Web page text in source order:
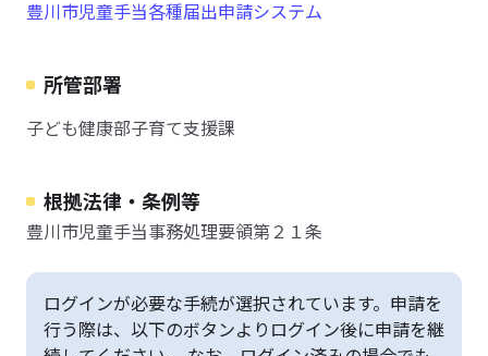
豊川市児童手当各種届出申請システム
所管部署
子ども健康部子育て支援課
根拠法律・条例等
豊川市児童手当事務処理要領第２１条
ログインが必要な手続が選択されています。申請を
行う際は、以下のボタンよりログイン後に申請を継